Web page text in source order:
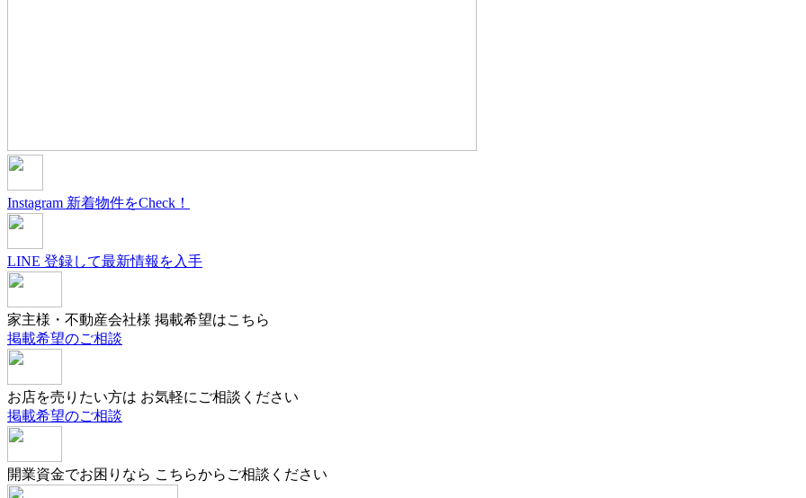
Instagram 新着物件をCheck！
LINE 登録して最新情報を入手
家主様・不動産会社様 掲載希望はこちら
掲載希望のご相談
お店を売りたい方は お気軽にご相談ください
掲載希望のご相談
開業資金でお困りなら こちらからご相談ください